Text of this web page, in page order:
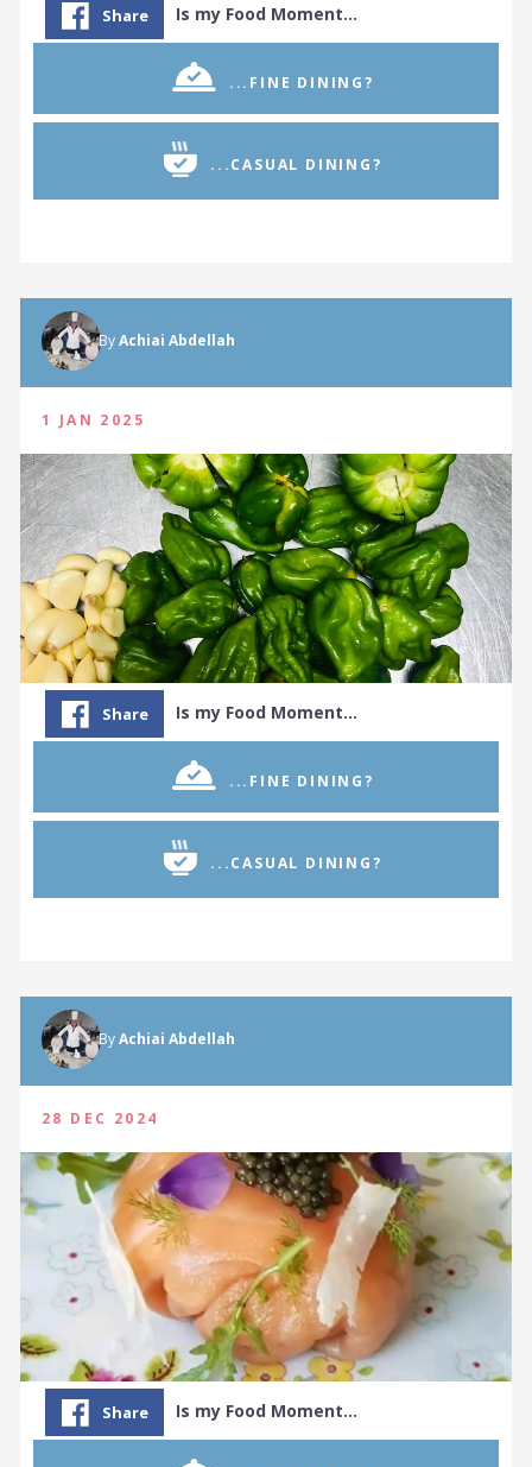
Share Is my Food Moment…
...FINE DINING?
...CASUAL DINING?
ByAchiai Abdellah
1 JAN 2025
Share Is my Food Moment…
...FINE DINING?
...CASUAL DINING?
ByAchiai Abdellah
28 DEC 2024
Share Is my Food Moment…